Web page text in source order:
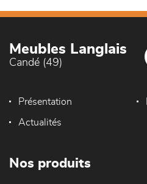
Meubles Langlais
Candé (49)
Présentation
Actualités
Nos produits